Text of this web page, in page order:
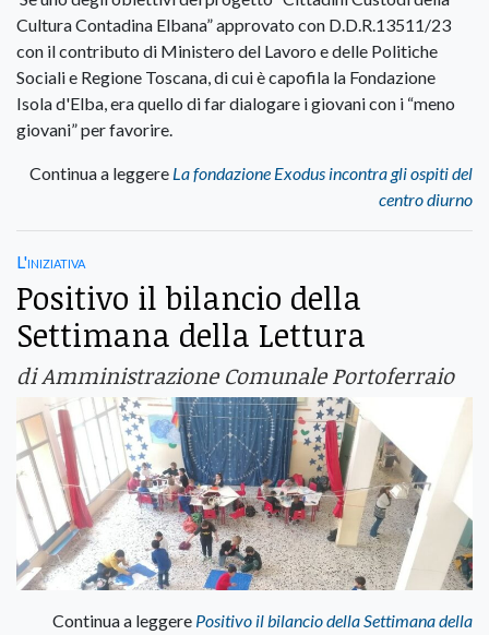
Cultura Contadina Elbana” approvato con D.D.R.13511/23
con il contributo di Ministero del Lavoro e delle Politiche
Sociali e Regione Toscana, di cui è capofila la Fondazione
Isola d'Elba, era quello di far dialogare i giovani con i “meno
giovani” per favorire.
Continua a leggere La fondazione Exodus incontra gli ospiti del
centro diurno
L'iniziativa
Positivo il bilancio della
Settimana della Lettura
di Amministrazione Comunale Portoferraio
Continua a leggere Positivo il bilancio della Settimana della